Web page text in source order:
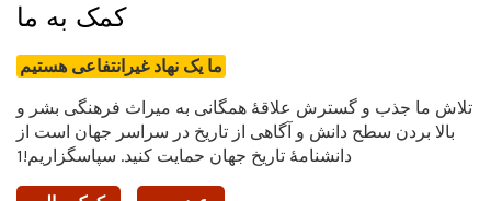
کمک به ما
ما یک نهاد غیرانتفاعی هستیم
تلاش ما جذب و گسترش علاقۀ همگانی به میراث فرهنگی بشر و
بالا بردن سطح دانش و آگاهی از تاریخ در سراسر جهان است از
دانشنامۀ تاریخ جهان حمایت کنید. سپاسگزاریم!1